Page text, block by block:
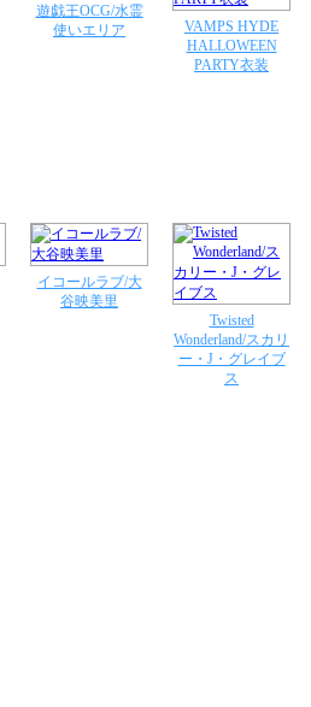
遊戯王OCG/水霊
使いエリア
VAMPS HYDE
HALLOWEEN
PARTY衣装
イコールラブ/大
谷映美里
Twisted
Wonderland/スカリ
ー・J・グレイブ
ス